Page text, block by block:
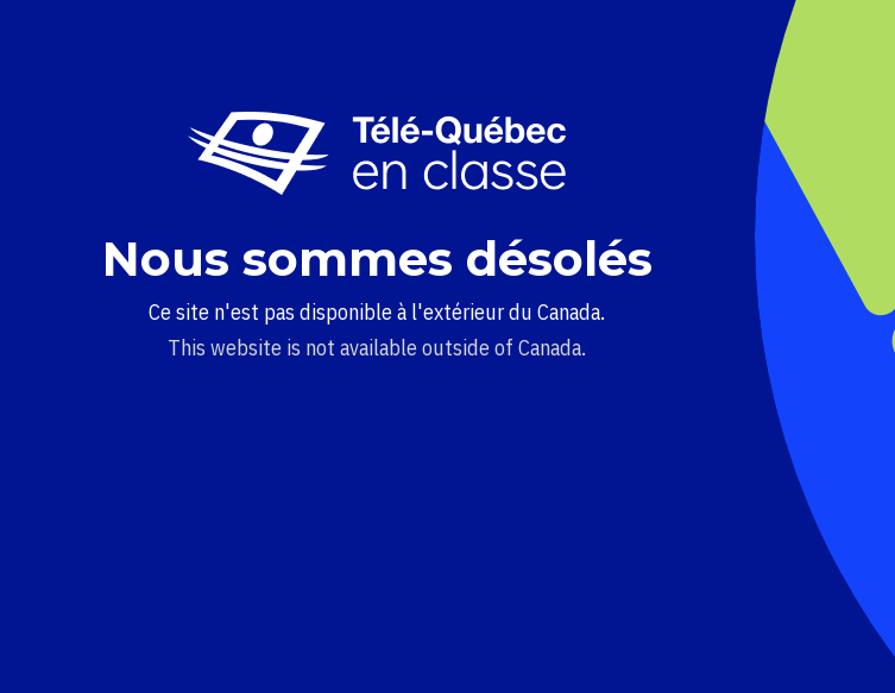
Nous sommes désolés
Ce site n'est pas disponible à l'extérieur du Canada.
This website is not available outside of Canada.